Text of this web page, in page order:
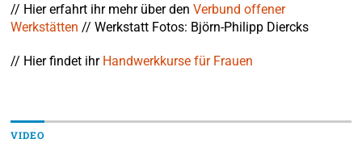
// Hier erfahrt ihr mehr über den Verbund offener
Werkstätten // Werkstatt Fotos: Björn-Philipp Diercks
// Hier findet ihr Handwerkkurse für Frauen
VIDEO